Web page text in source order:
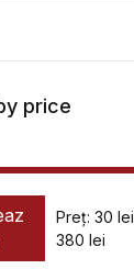
price
Preț: 30 lei
380 lei